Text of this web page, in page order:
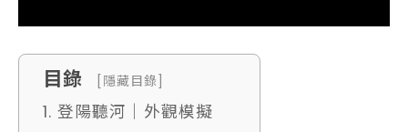
目錄 [隱藏目錄]
1. 登陽聽河｜外觀模擬